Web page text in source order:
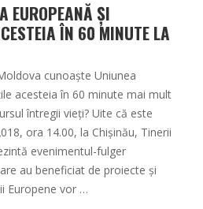
EUROPEANĂ ȘI
ÎN 60 MINUTE LA
cunoaște Uniunea
acesteia în 60 minute mai mult
întregii vieți? Uite că este
ora 14.00, la Chișinău, Tinerii
evenimentul-fulger
au beneficiat de proiecte și
Europene vor …